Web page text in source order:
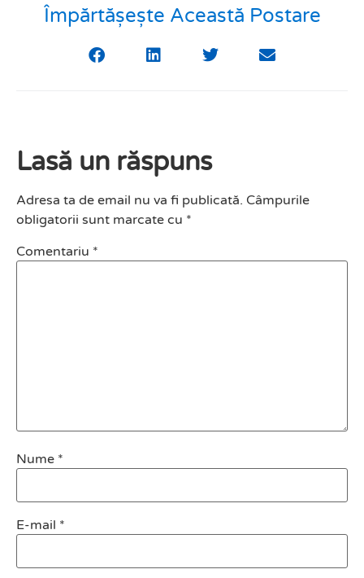
Împărtășește Această Postare
Lasă un răspuns
Adresa ta de email nu va fi publicată. Câmpurile
obligatorii sunt marcate cu *
Comentariu *
Nume *
E-mail *